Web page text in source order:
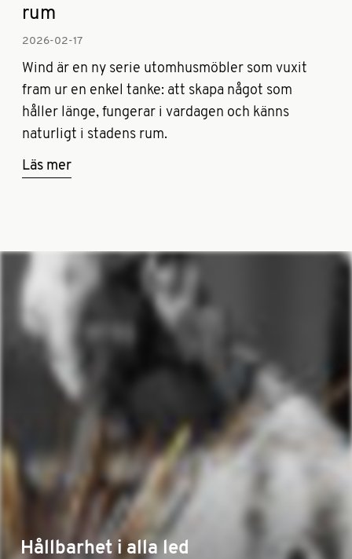
rum
2026-02-17­
Wind är en ny serie utomhusmöbler som vuxit
fram ur en enkel tanke: att skapa något som
håller länge, fungerar i vardagen och känns
naturligt i stadens rum.
Läs mer
Hållbarhet i alla led